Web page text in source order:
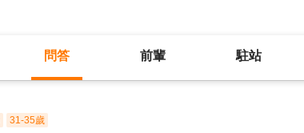
問答 前輩 駐站
31-35歲